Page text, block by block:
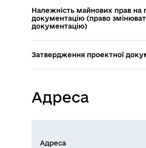
Належність майнових прав на
документацію (право
документацію)
Затвердження проектної
Адреса
Адреса